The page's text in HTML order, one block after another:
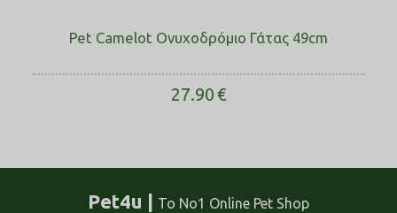
Pet Camelot Ονυχοδρόμιο Γάτας 49cm
27.90€
Pet4u | Το No1 Online Pet Shop